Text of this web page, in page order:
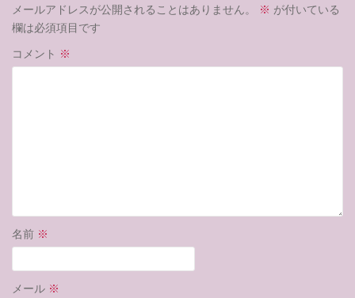
メールアドレスが公開されることはありません。
※ が付いている
欄は必須項目です
コメント ※
名前 ※
メール ※